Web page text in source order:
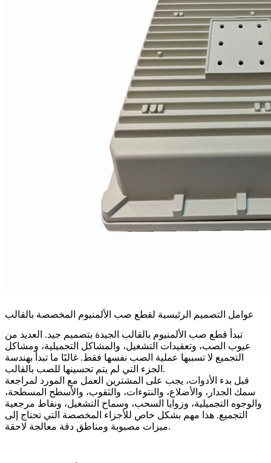
عوامل التصميم الرئيسية لقطع صب الألمنيوم المخصصة بالقالب
تبدأ قطع صب الألمنيوم بالقالب الجيدة بتصميم جيد. العديد من
عيوب الصب، وتعقيدات التشغيل، والمشاكل التجميلية، ومشاكل
التجميع لا تسببها عملية الصب نفسها فقط. غالبًا ما تبدأ بهندسة
الجزء التي لم يتم تحسينها للصب بالقالب.
قبل بدء الأدوات، يجب على المشترين العمل مع المورد لمراجعة
سمك الجدار، والأضلاع، والنتوءات، والثقوب، والأسطح المسطحة،
والوجوه التجميلية، وزوايا السحب، وسماح التشغيل، ونقاط مرجعية
التجميع. هذا مهم بشكل خاص للأجزاء المخصصة التي تحتاج إلى
ميزات مصبوبة ومناطق دقة معالجة لاحقة.